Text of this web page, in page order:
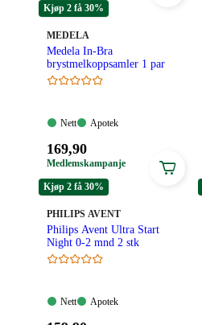
kroner.
Kjøp 2 få 30%
MERKE:
MEDELA
Medela In-Bra
brystmelkoppsamler 1 par
Nett:
Nett
Apotek:
Apotek
Pris:
169,90
kroner.
169,90
Medlemskampanje
Kjøp 2 få 30%
MERKE:
PHILIPS AVENT
Philips Avent Ultra Start
Night 0-2 mnd 2 stk
Nett:
Nett
Apotek:
Apotek